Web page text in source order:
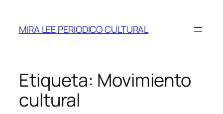
contenido
MIRA LEE PERIODICO CULTURAL
Etiqueta: Movimiento
cultural